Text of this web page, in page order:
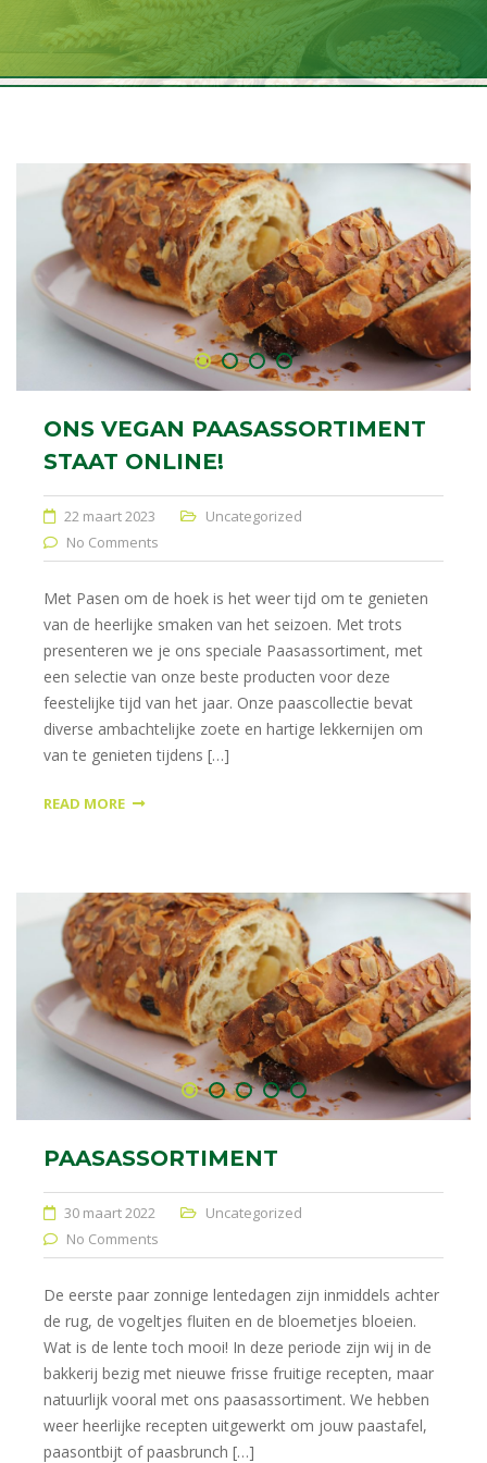
ONS VEGAN PAASASSORTIMENT
STAAT ONLINE!
22 maart 2023
Uncategorized
No Comments
Met Pasen om de hoek is het weer tijd om te genieten
van de heerlijke smaken van het seizoen. Met trots
presenteren we je ons speciale Paasassortiment, met
een selectie van onze beste producten voor deze
feestelijke tijd van het jaar. Onze paascollectie bevat
diverse ambachtelijke zoete en hartige lekkernijen om
van te genieten tijdens […]
READ MORE
PAASASSORTIMENT
30 maart 2022
Uncategorized
No Comments
De eerste paar zonnige lentedagen zijn inmiddels achter
de rug, de vogeltjes fluiten en de bloemetjes bloeien.
Wat is de lente toch mooi! In deze periode zijn wij in de
bakkerij bezig met nieuwe frisse fruitige recepten, maar
natuurlijk vooral met ons paasassortiment. We hebben
weer heerlijke recepten uitgewerkt om jouw paastafel,
paasontbijt of paasbrunch […]